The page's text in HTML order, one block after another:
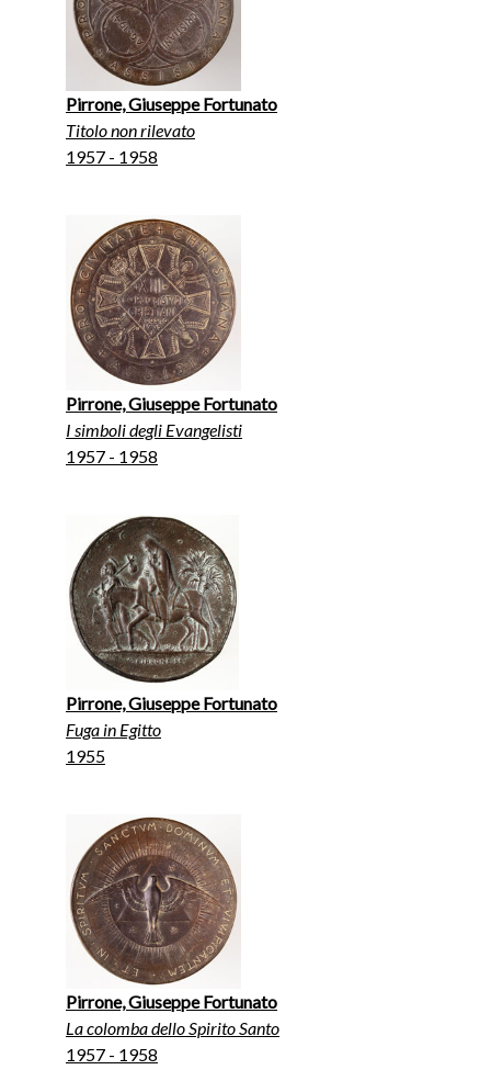
Pirrone, Giuseppe Fortunato
Titolo non rilevato
1957 - 1958
Pirrone, Giuseppe Fortunato
I simboli degli Evangelisti
1957 - 1958
Pirrone, Giuseppe Fortunato
Fuga in Egitto
1955
Pirrone, Giuseppe Fortunato
La colomba dello Spirito Santo
1957 - 1958